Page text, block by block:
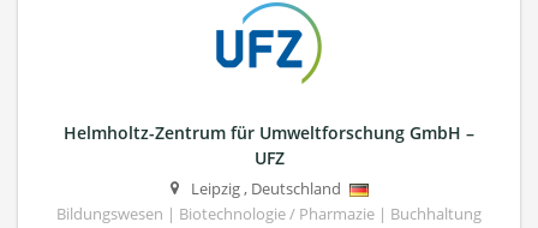
Helmholtz-Zentrum für Umweltforschung GmbH –
UFZ
Leipzig, Deutschland
Bildungswesen | Biotechnologie / Pharmazie | Buchhaltung